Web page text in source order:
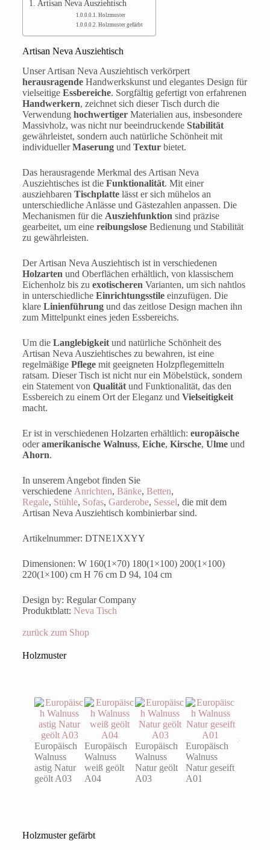
Artisan Neva Ausziehtisch
Holzmuster
Holzmuster gefärbt
Artisan Neva Ausziehtisch
Unser Artisan Neva Ausziehtisch verkörpert
herausragendeHandwerkskunst und elegantes Design für
vielseitige Essbereiche. Sorgfältig gefertigt von erfahrenen
Handwerkern, zeichnet sich dieser Tisch durch die
Verwendung hochwertigerMaterialien aus, insbesondere
Massivholz, was nicht nur beeindruckende Stabilität
gewährleistet, sondern auch natürliche Schönheit mit
individuellerMaserungund Texturbietet.
Das herausragende Merkmal des Artisan Neva
Ausziehtisches ist die Funktionalität. Mit einer
ausziehbaren Tischplattelässt er sich mühelos an
unterschiedliche Anlässe und Gästezahlen anpassen. Die
Mechanismen für die Ausziehfunktion sind präzise
gearbeitet, um eine reibungsloseBedienung und Stabilität
zu gewährleisten.
Der Artisan Neva Ausziehtisch ist in verschiedenen
Holzarten und Oberflächen erhältlich, von klassischem
Eichenholz bis zu exotischeren Varianten, um sich nahtlos
in unterschiedliche Einrichtungsstileeinzufügen. Die
klare Linienführungund das zeitlose Design machen ihn
zum Mittelpunkt eines jeden Essbereichs.
Um die Langlebigkeitund natürliche Schönheit des
Artisan Neva Ausziehtisches zu bewahren, ist eine
regelmäßige Pflegemit geeigneten Holzpflegemitteln
ratsam. Dieser Tisch ist nicht nur ein Möbelstück, sondern
ein Statement von Qualitätund Funktionalität, das den
Essbereich zu einem Ort der Eleganz und Vielseitigkeit
macht.
Er ist in verschiedenen Holzarten erhältlich: europäische
oderamerikanische Walnuss, Eiche, Kirsche, Ulmeund
Ahorn.
In unserem Angebot finden Sie
verschiedene Anrichten, Bänke, Betten,
Regale, Stühle, Sofas, Garderobe, Sessel, die mit dem
Artisan Neva Ausziehtisch kombinierbar sind.
Artikelnummer: DTNE1XXYY
Dimensionen: W 160(1×70) 180(1×100) 200(1×100)
220(1×100) cm H 76 cm D 94, 104 cm
Design by: Regular Company
Produktblatt: Neva Tisch
zurück zum Shop
Holzmuster
Europäisch
Walnuss
astig Natur
geölt A03
Europäisch
Walnuss
weiß geölt
A04
Europäisch
Walnuss
Natur geölt
A03
Europäisch
Walnuss
Natur geseift
A01
Holzmuster gefärbt